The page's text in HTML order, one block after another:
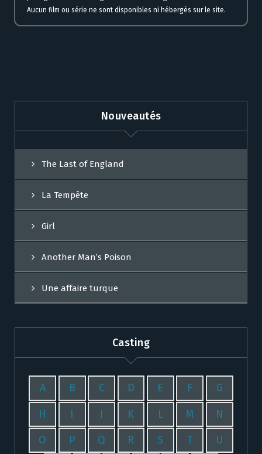
Aucun film ou série ne sont disponibles ni hébergés sur le site.
Nouveautés
The Last of England
La Tempête
Girl
Another Man’s Poison
Une affaire turque
Casting
A B C D E F G
H I J K L M N
O P Q R S T U